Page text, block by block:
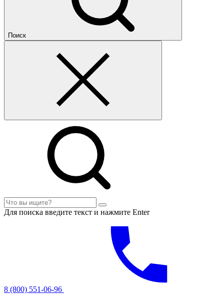
Поиск
Для поиска введите текст и нажмите Enter
8 (800) 551-06-96